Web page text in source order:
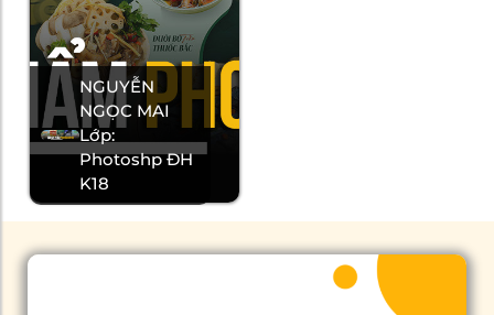
NGUYỄN
NGỌC MAI
Lớp:
Photoshp ĐH
K18